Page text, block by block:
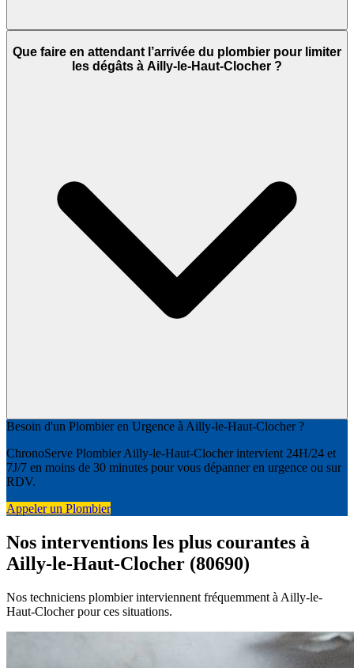
Que faire en attendant l’arrivée du plombier pour limiter
les dégâts à Ailly-le-Haut-Clocher ?
Besoin d'un Plombier en Urgence à Ailly-le-Haut-Clocher ?
ChronoServe Plombier Ailly-le-Haut-Clocher intervient 24H/24 et
7J/7 en moins de 30 minutes pour vous dépanner en urgence ou sur
RDV.
Appeler un Plombier
Nos interventions les plus courantes à
Ailly-le-Haut-Clocher (80690)
Nos techniciens plombier interviennent fréquemment à Ailly-le-
Haut-Clocher pour ces situations.